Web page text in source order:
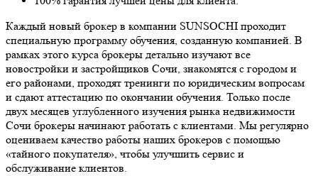
Каждый новый брокер в компании SUNSOCHI проходит
специальную программу обучения, созданную компанией. В
рамках этого курса брокеры детально изучают все
новостройки и застройщиков Сочи, знакомятся с городом и
его районами, проходят тренинги по юридическим вопросам
и сдают аттестацию по окончании обучения. Только после
двух месяцев углубленного изучения рынка недвижимости
Сочи брокеры начинают работать с клиентами. Мы регулярно
оцениваем качество работы наших брокеров с помощью
«тайного покупателя», чтобы улучшить сервис и
обслуживание клиентов.